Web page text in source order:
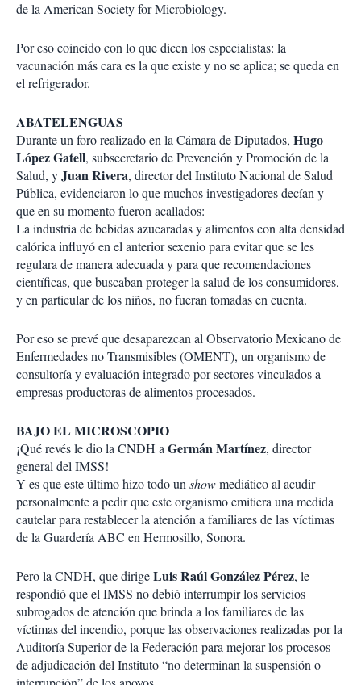
de la American Society for Microbiology.
Por eso coincido con lo que dicen los especialistas: la
vacunación más cara es la que existe y no se aplica; se queda en
el refrigerador.
ABATELENGUAS
Durante un foro realizado en la Cámara de Diputados, Hugo
López Gatell, subsecretario de Prevención y Promoción de la
Salud, yJuan Rivera, director del Instituto Nacional de Salud
Pública, evidenciaron lo que muchos investigadores decían y
que en su momento fueron acallados:
La industria de bebidas azucaradas y alimentos con alta densidad
calórica influyó en el anterior sexenio para evitar que se les
regulara de manera adecuada y para que recomendaciones
científicas, que buscaban proteger la salud de los consumidores,
y en particular de los niños, no fueran tomadas en cuenta.
Por eso se prevé que desaparezcan al Observatorio Mexicano de
Enfermedades no Transmisibles (OMENT), un organismo de
consultoría y evaluación integrado por sectores vinculados a
empresas productoras de alimentos procesados.
BAJO EL MICROSCOPIO
¡Qué revés le dio la CNDH a Germán Martínez, director
general del IMSS!
Y es que este último hizo todo un showmediático al acudir
personalmente a pedir que este organismo emitiera una medida
cautelar para restablecer la atención a familiares de las víctimas
de la Guardería ABC en Hermosillo, Sonora.
Pero la CNDH, que dirigeLuis Raúl González Pérez, le
respondió que el IMSS no debió interrumpir los servicios
subrogados de atención que brinda a los familiares de las
víctimas del incendio, porque las observaciones realizadas por la
Auditoría Superior de la Federación para mejorar los procesos
de adjudicación del Instituto “no determinan la suspensión o